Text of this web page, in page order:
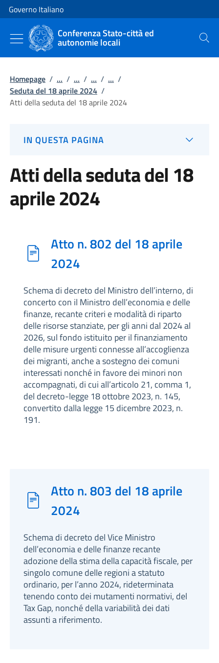
Vai al contenuto
Vai alla navigazione del sito
Governo Italiano
Conferenza Stato-città ed
autonomie locali Cerca
Homepage / ... / ... / ... / ... /
Seduta del 18 aprile 2024 /
Atti della seduta del 18 aprile 2024
IN QUESTA PAGINA
Atti della seduta del 18
aprile 2024
Atto n. 802 del 18 aprile
2024
Schema di decreto del Ministro dell’interno, di
concerto con il Ministro dell’economia e delle
finanze, recante criteri e modalità di riparto
delle risorse stanziate, per gli anni dal 2024 al
2026, sul fondo istituito per il finanziamento
delle misure urgenti connesse all’accoglienza
dei migranti, anche a sostegno dei comuni
interessati nonché in favore dei minori non
accompagnati, di cui all’articolo 21, comma 1,
del decreto-legge 18 ottobre 2023, n. 145,
convertito dalla legge 15 dicembre 2023, n.
191.
Atto n. 803 del 18 aprile
2024
Schema di decreto del Vice Ministro
dell’economia e delle finanze recante
adozione della stima della capacità fiscale, per
singolo comune delle regioni a statuto
ordinario, per l’anno 2024, rideterminata
tenendo conto dei mutamenti normativi, del
Tax Gap, nonché della variabilità dei dati
assunti a riferimento.